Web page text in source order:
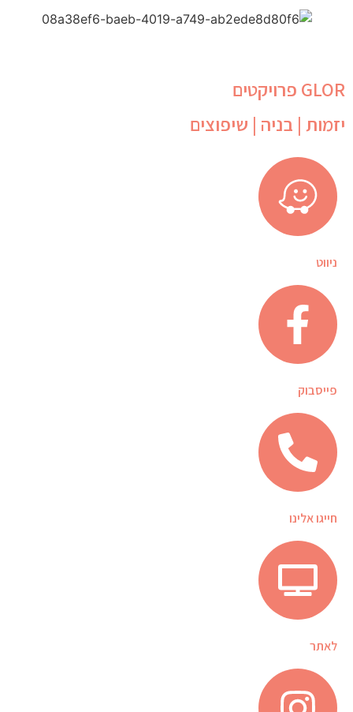
GLOR פרויקטים
יזמות | בניה | שיפוצים
ניווט
פייסבוק
חייגו אלינו
לאתר